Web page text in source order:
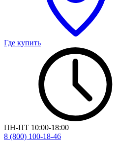
Где купить
ПН-ПТ 10:00-18:00
8 (800) 100-18-46